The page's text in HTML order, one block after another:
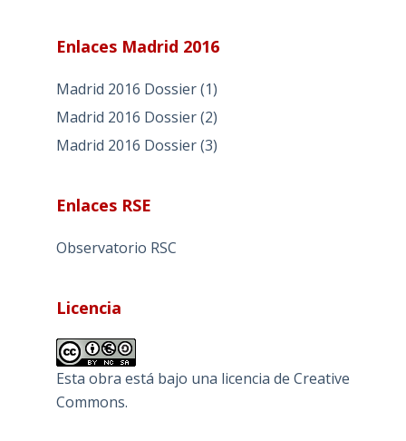
Enlaces Madrid 2016
Madrid 2016 Dossier (1)
Madrid 2016 Dossier (2)
Madrid 2016 Dossier (3)
Enlaces RSE
Observatorio RSC
Licencia
Esta obra está bajo una licencia de Creative
Commons.